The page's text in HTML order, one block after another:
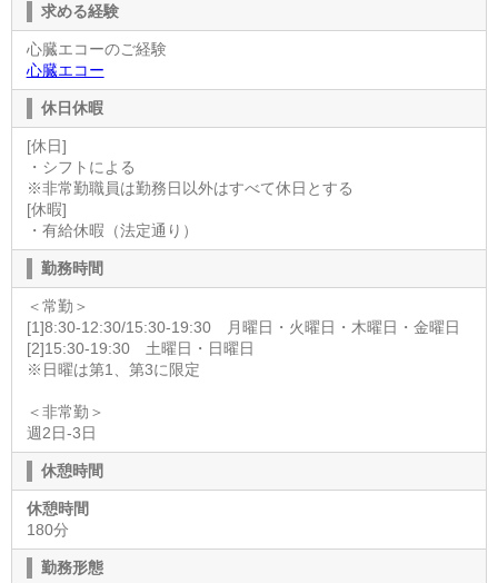
求める経験
心臓エコーのご経験
心臓エコー
休日休暇
[休日]
・シフトによる
※非常勤職員は勤務日以外はすべて休日とする
[休暇]
・有給休暇（法定通り）
勤務時間
＜常勤＞
[1]8:30-12:30/15:30-19:30 月曜日・火曜日・木曜日・金曜日
[2]15:30-19:30 土曜日・日曜日
※日曜は第1、第3に限定
＜非常勤＞
週2日-3日
休憩時間
休憩時間
180分
勤務形態